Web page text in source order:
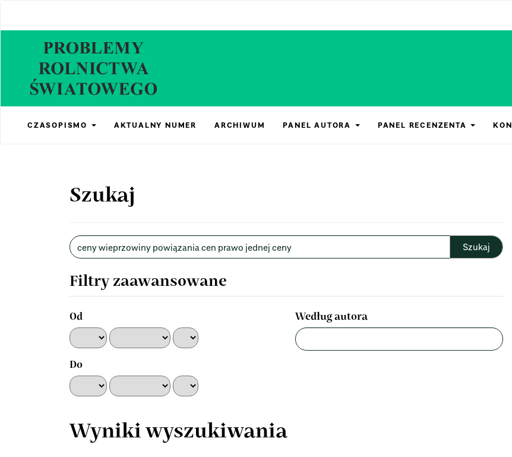
Content
Sidebar
CZASOPISMO AKTUALNY NUMER ARCHIWUM PANEL AUTORA PANEL RECENZENTA
Szukaj
Wyszukaj
w
Filtry zaawansowane
Od
Do
Według autora
Wyniki wyszukiwania